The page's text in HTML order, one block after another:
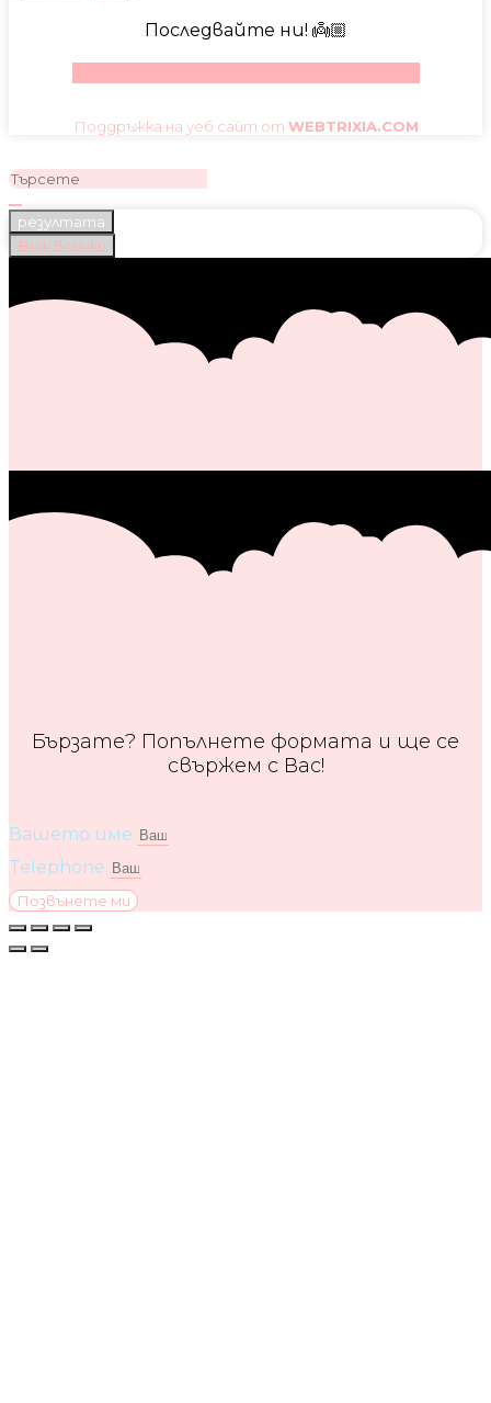
Последвайте ни! 👼🏼
Поддръжка на уеб сайт от WEBTRIXIA.COM
резултата
Виж всички
Бързате? Попълнете формата и ще се
свържем с Вас!
Вашето име
Telephone
Позвънете ми